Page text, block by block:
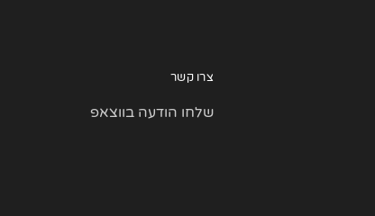
צרו קשר
שלחו הודעה בווצאפ